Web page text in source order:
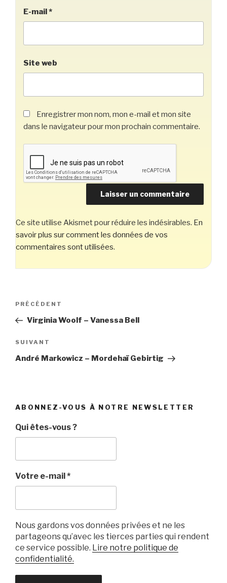
E-mail*
Site web
Enregistrer mon nom, mon e-mail et mon site
dans le navigateur pour mon prochain commentaire.
Ce site utilise Akismet pour réduire les indésirables. En
savoir plus sur comment les données de vos
commentaires sont utilisées.
Navigation
l’article
Article
précédent
PRÉCÉDENT
Virginia Woolf – Vanessa Bell
Article
suivant
SUIVANT
André Markowicz – Mordehaï Gebirtig
ABONNEZ-VOUS À NOTRE NEWSLETTER
Qui êtes-vous ?
Votre e-mail *
Nous gardons vos données privées et ne les
partageons qu’avec les tierces parties qui rendent
ce service possible. Lire notre politique de
confidentialité.